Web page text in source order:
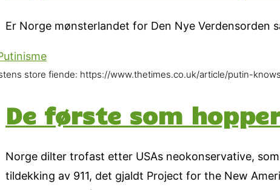
Er Norge mønsterlandet for Den Nye Verdensorden
store fiende: https://www.thetimes.co.uk/article/putin-
De første som
Norge dilter trofast etter USAs neokonservative,
tildekking av 911, det gjaldt Project for the New